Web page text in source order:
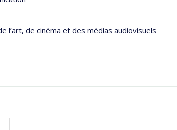
l’art, de cinéma et des médias audiovisuels